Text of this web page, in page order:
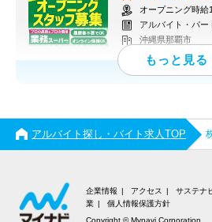
オープニング時給1400
アルバイト・パー
沖縄県那覇市
アルバイト探し・バイト求人TOP
企業情報 アクセス サステナ
業
個人情報保護方針
Copyright © Mynavi Corporation